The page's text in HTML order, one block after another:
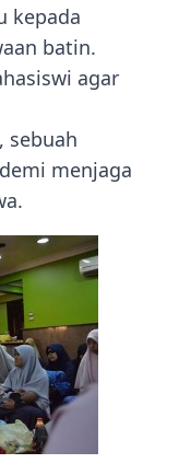
kepada
batin.
agar
sebuah
menjaga